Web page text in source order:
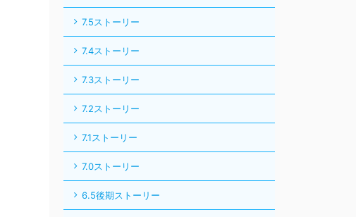
7.5ストーリー
7.4ストーリー
7.3ストーリー
7.2ストーリー
7.1ストーリー
7.0ストーリー
6.5後期ストーリー